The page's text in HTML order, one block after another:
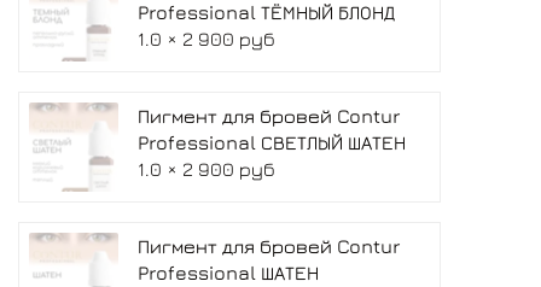
Professional ТЁМНЫЙ БЛОНД
1.0 × 2 900 руб
Пигмент для бровей Contur
Professional СВЕТЛЫЙ ШАТЕН
1.0 × 2 900 руб
Пигмент для бровей Contur
Professional ШАТЕН